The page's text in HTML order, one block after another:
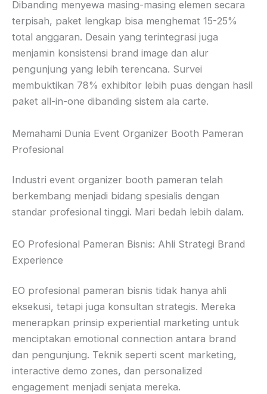
Dibanding menyewa masing-masing elemen secara
terpisah, paket lengkap bisa menghemat 15-25%
total anggaran. Desain yang terintegrasi juga
menjamin konsistensi brand image dan alur
pengunjung yang lebih terencana. Survei
membuktikan 78% exhibitor lebih puas dengan hasil
paket all-in-one dibanding sistem ala carte.
Memahami Dunia Event Organizer Booth Pameran
Profesional
Industri event organizer booth pameran telah
berkembang menjadi bidang spesialis dengan
standar profesional tinggi. Mari bedah lebih dalam.
EO Profesional Pameran Bisnis: Ahli Strategi Brand
Experience
EO profesional pameran bisnis tidak hanya ahli
eksekusi, tetapi juga konsultan strategis. Mereka
menerapkan prinsip experiential marketing untuk
menciptakan emotional connection antara brand
dan pengunjung. Teknik seperti scent marketing,
interactive demo zones, dan personalized
engagement menjadi senjata mereka.